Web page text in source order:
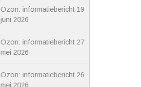
Ozon: informatiebericht 19
juni 2026
Ozon: informatiebericht 27
mei 2026
Ozon: informatiebericht 26
mei 2026